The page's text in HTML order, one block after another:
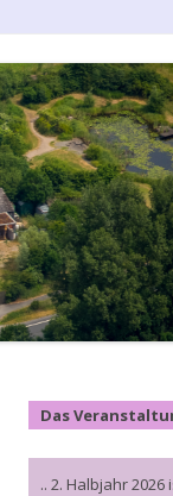
Das
.. 2. Halbjahr